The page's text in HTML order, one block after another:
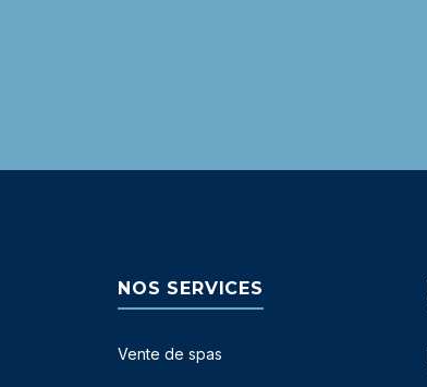
NOS SERVICES
Vente de spas